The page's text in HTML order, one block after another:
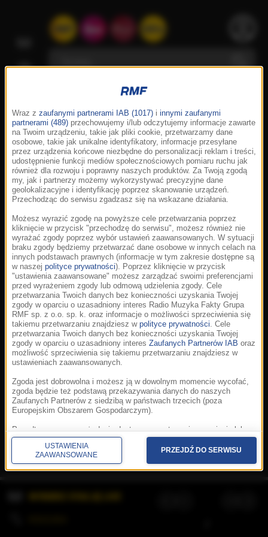
Korzystanie z portalu oznacza akceptację
Prywatność.Aplikacje.© 2026 Radio Muzyka
Fakty Grupa RMF sp. z o.o. sp. k.
Wraz z zaufanymi partnerami IAB (1017) i innymi zaufanymi
partnerami (489) przechowujemy i/lub odczytujemy informacje zawarte
na Twoim urządzeniu, takie jak pliki cookie, przetwarzamy dane
osobowe, takie jak unikalne identyfikatory, informacje przesyłane
przez urządzenia końcowe niezbędne do personalizacji reklam i treści,
udostępnienie funkcji mediów społecznościowych pomiaru ruchu jak
również dla rozwoju i poprawny naszych produktów. Za Twoją zgodą
my, jak i partnerzy możemy wykorzystywać precyzyjne dane
geolokalizacyjne i identyfikację poprzez skanowanie urządzeń.
Przechodząc do serwisu zgadzasz się na wskazane działania.
Możesz wyrazić zgodę na powyższe cele przetwarzania poprzez
kliknięcie w przycisk "przechodzę do serwisu", możesz również nie
wyrażać zgody poprzez wybór ustawień zaawansowanych. W sytuacji
braku zgody będziemy przetwarzać dane osobowe w innych celach na
innych podstawach prawnych (informacje w tym zakresie dostępne są
w naszej polityce prywatności). Poprzez kliknięcie w przycisk
"ustawienia zaawansowane" możesz zarządzać swoimi preferencjami
przed wyrażeniem zgody lub odmową udzielenia zgody. Cele
przetwarzania Twoich danych bez konieczności uzyskania Twojej
zgody w oparciu o uzasadniony interes Radio Muzyka Fakty Grupa
RMF sp. z o.o. sp. k. oraz informacje o możliwości sprzeciwienia się
takiemu przetwarzaniu znajdziesz w polityce prywatności. Cele
przetwarzania Twoich danych bez konieczności uzyskania Twojej
zgody w oparciu o uzasadniony interes Zaufanych Partnerów IAB oraz
możliwość sprzeciwienia się takiemu przetwarzaniu znajdziesz w
ustawieniach zaawansowanych.
Zgoda jest dobrowolna i możesz ją w dowolnym momencie wycofać,
zgoda będzie też podstawą przekazywania danych do naszych
Zaufanych Partnerów z siedzibą w państwach trzecich (poza
Europejskim Obszarem Gospodarczym).
Ponadto masz prawo żądania dostępu, sprostowania, usunięcia lub
ograniczenia przetwarzania danych, a także złożenia skargi do
Prezesa Urzędu Ochrony Danych Osobowych. W polityce prywatności
znajdziesz informacje jak wykonać swoje prawa. Szczegółowe
informacje na temat przetwarzania Twoich danych znajdują się w
USTAWIENIA
ZAAWANSOWANE
PRZEJDŹ DO SERWISU